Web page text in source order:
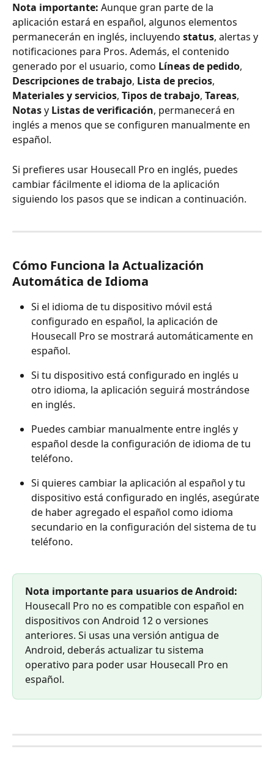
Nota importante: Aunque gran parte de la
aplicación estará en español, algunos elementos
permanecerán en inglés, incluyendo status, alertas y
notificaciones para Pros. Además, el contenido
generado por el usuario, como Líneas de pedido,
Descripciones de trabajo, Lista de precios,
Materiales y servicios, Tipos de trabajo, Tareas,
Notas y Listas de verificación, permanecerá en
inglés a menos que se configuren manualmente en
español.
Si prefieres usar Housecall Pro en inglés, puedes
cambiar fácilmente el idioma de la aplicación
siguiendo los pasos que se indican a continuación.
Cómo Funciona la Actualización
Automática de Idioma
Si el idioma de tu dispositivo móvil está
configurado en español, la aplicación de
Housecall Pro se mostrará automáticamente en
español.
Si tu dispositivo está configurado en inglés u
otro idioma, la aplicación seguirá mostrándose
en inglés.
Puedes cambiar manualmente entre inglés y
español desde la configuración de idioma de tu
teléfono.
Si quieres cambiar la aplicación al español y tu
dispositivo está configurado en inglés, asegúrate
de haber agregado el español como idioma
secundario en la configuración del sistema de tu
teléfono.
Nota importante para usuarios de Android:
Housecall Pro no es compatible con español en
dispositivos con Android 12 o versiones
anteriores. Si usas una versión antigua de
Android, deberás actualizar tu sistema
operativo para poder usar Housecall Pro en
español.